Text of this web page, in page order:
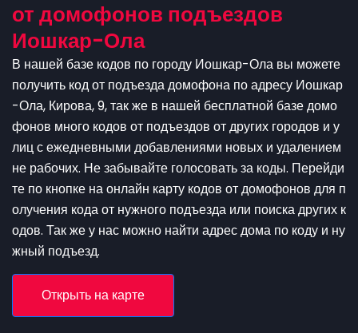
от домофонов подъездов
Иошкар-Ола
В нашей базе кодов по городу Иошкар-Ола вы можете
получить код от подъезда домофона по адресу Иошкар
-Ола, Кирова, 9, так же в нашей бесплатной базе домо
фонов много кодов от подъездов от других городов и у
лиц с ежедневными добавлениями новых и удалением
не рабочих. Не забывайте голосовать за коды. Перейди
те по кнопке на онлайн карту кодов от домофонов для п
олучения кода от нужного подъезда или поиска других к
одов. Так же у нас можно найти адрес дома по коду и ну
жный подъезд.
Открыть на карте